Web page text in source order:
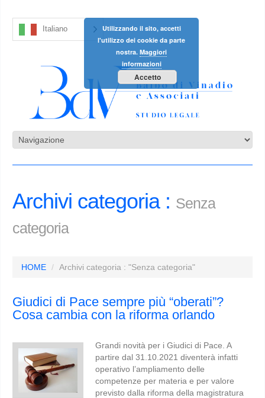
Italiano
Archivi categoria : Senza
categoria
HOME Archivi categoria : "Senza categoria"
Giudici di Pace sempre più “oberati”?
Cosa cambia con la riforma orlando
Grandi novità per i Giudici di Pace. A
partire dal 31.10.2021 diventerà infatti
operativo l’ampliamento delle
competenze per materia e per valore
previsto dalla riforma della magistratura
Utilizzando il sito, accetti
l'utilizzo dei cookie da parte
nostra. Maggiori
informazioni
Accetto